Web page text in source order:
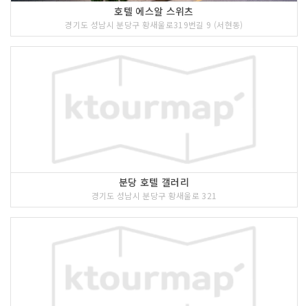
호텔 에스알 스위츠
경기도 성남시 분당구 황새울로319번길 9 (서현동)
분당 호텔 갤러리
경기도 성남시 분당구 황새울로 321